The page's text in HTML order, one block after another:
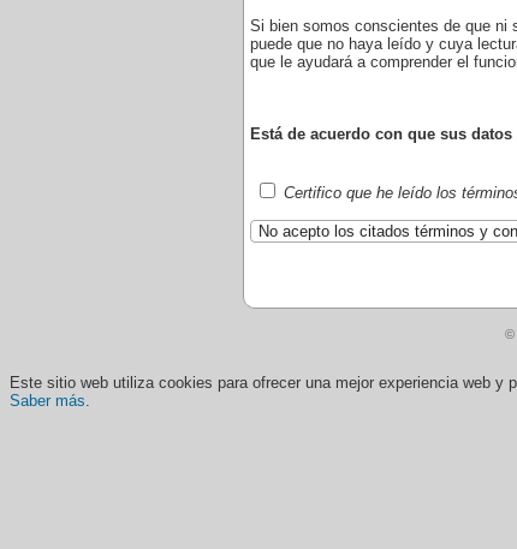
Si bien somos conscientes de que ni
puede que no haya leído y cuya
que le ayudará a comprender el
Está de acuerdo con que sus
Certifico que he leído los
©
Este sitio web utiliza cookies para ofrecer una mejor experiencia web
Saber más.